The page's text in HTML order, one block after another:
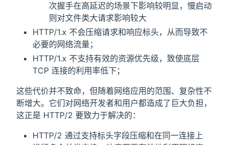
次握手在高延迟的场景下影响较明显，慢启动
则对文件类大请求影响较大
HTTP/1.x 不会压缩请求和响应标头，从而导致不
必要的网络流量；
HTTP/1.x 不支持有效的资源优先级，致使底层
TCP 连接的利用率低下；
这些代价并不致命，但随着网络应用的范围、复杂性不
断增大。它们对网络开发者和用户都造成了巨大负担，
这正是 HTTP/2 要致力于解决的：
HTTP/2 通过支持标头字段压缩和在同一连接上